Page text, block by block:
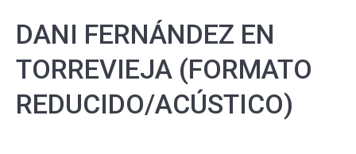
DANI FERNÁNDEZ EN
TORREVIEJA (FORMATO
REDUCIDO/ACÚSTICO)